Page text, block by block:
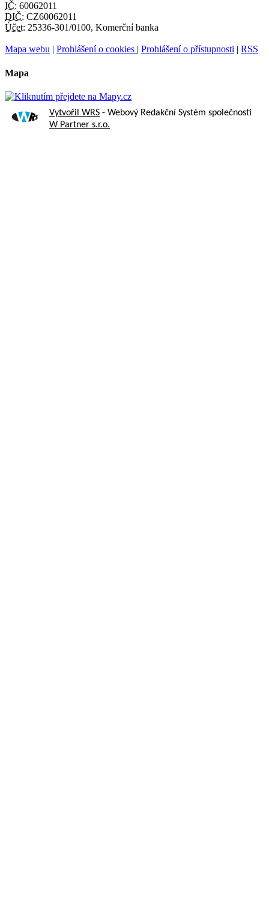
IČ: 60062011
DIČ: CZ60062011
Účet: 25336-301/0100, Komerční banka
Mapa webu | Prohlášení o cookies | Prohlášení o přístupnosti | RSS
Mapa
Vytvořil WRS - Webový Redakční Systém společnosti
W Partner s.r.o.